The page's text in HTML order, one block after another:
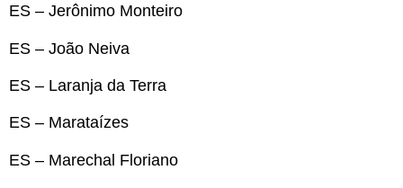
ES – Jerônimo Monteiro
ES – João Neiva
ES – Laranja da Terra
ES – Marataízes
ES – Marechal Floriano